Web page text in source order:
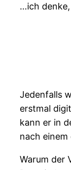
…ich
Jedenfalls
erstmal
kann er in
nach einem
Warum der